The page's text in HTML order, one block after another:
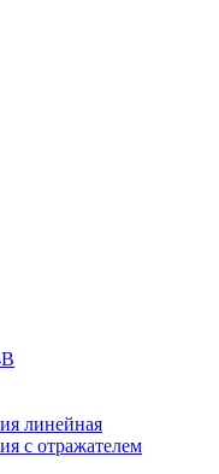
линейная
с отражателем